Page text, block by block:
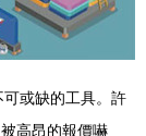
或缺的工具。許
高昂的報價嚇